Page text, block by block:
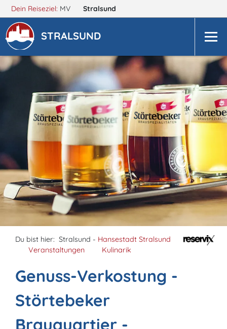
Dein Reiseziel: MV Stralsund
STRALSUND
Du bist hier: Stralsund - Hansestadt Stralsund
Veranstaltungen
Kulinarik
Genuss-Verkostung -
Störtebeker
Brauquartier -